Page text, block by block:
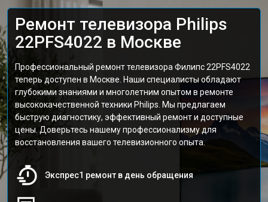
Ремонт телевизора Philips
22PFS4022 в Москве
Профессиональный ремонт телевизора Филипс 22PFS4022
теперь доступен в Москве. Наши специалисты обладают
глубокими знаниями и многолетним опытом в ремонте
высококачественной техники Philips. Мы предлагаем
быструю диагностику, эффективный ремонт и доступные
цены. Доверьтесь нашему профессионализму для
восстановления вашего телевизионного опыта.
Экспрес1 ремонт в день обращения